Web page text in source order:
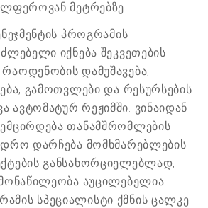
მეტრებზე.
პროგრამის
იქნება შეკვეთების
დამუშავება,
გამოთვლები და რესურსების
ავტომატურ რეჟიმში. ვინაიდან
თანამშრომლების
დარჩება მომხმარებლების
განსახორციელებლად,
აუცილებელია.
სპეციალისტი ქმნის ცალკე